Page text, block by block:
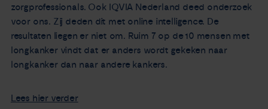
Contact
zorgprofessionals. Ook IQVIA Nederland deed onderzoek
voor ons. Zij deden dit met online intelligence. De
resultaten liegen er niet om. Ruim 7 op de 10 mensen met
longkanker vindt dat er anders wordt gekeken naar
longkanker dan naar andere kankers.
Lees hier verder